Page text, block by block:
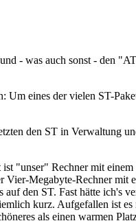
- was auch sonst - den
eines der vielen ST-
den ST in Verwaltung
"unser" Rechner mit
Megabyte-Rechner mit
den ST. Fast hätte ich's
kurz. Aufgefallen ist
als einen warmen